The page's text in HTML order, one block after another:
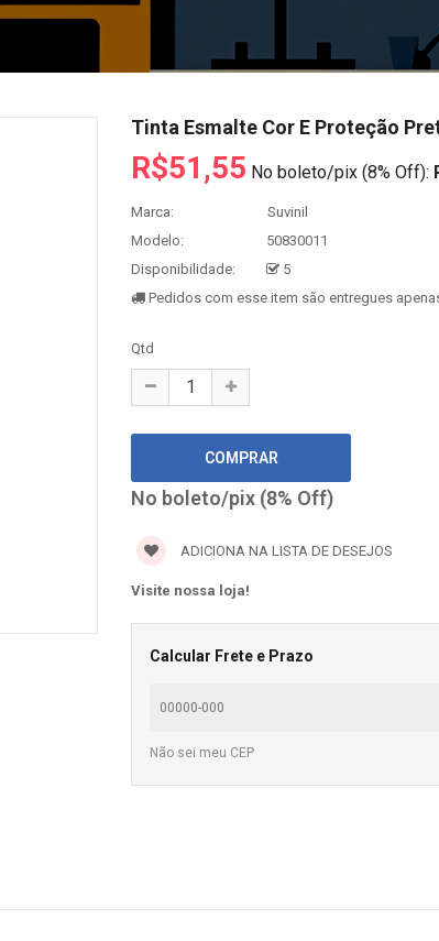
Tinta Esmalte Cor E Proteção
R$51,55 No boleto/pix (8% Off):
Marca:
Suvinil
Modelo:
50830011
Disponibilidade:
5
Pedidos com esse item são entregues
Qtd
No boleto/pix (8% Off)
ADICIONA NA LISTA DE DESEJOS
Visite nossa loja!
Calcular Frete e Prazo
Não sei meu CEP